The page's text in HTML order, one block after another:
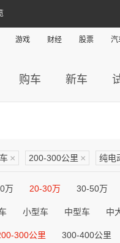
游戏 财经 股票 汽
购车 新车
× 200-300公里 × 纯电
万 20-30万 30-50万
小型车 中型车 中
300公里 300-400公里